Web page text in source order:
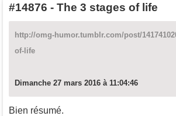
#14876 - The 3 stages of life
http://omg-humor.tumblr.com/post/
of-life
Dimanche 27 mars 2016 à 11:04:46
Bien résumé.